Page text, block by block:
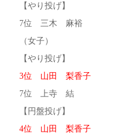
【やり投げ】
7位 三木 麻裕
（女子）
【やり投げ】
3位 山田 梨香子
7位 上寺 結
【円盤投げ】
4位 山田 梨香子